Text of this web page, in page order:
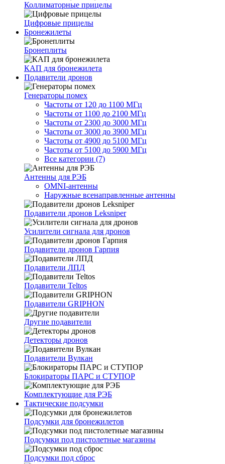
Коллиматорные прицелы
Цифровые прицелы
Бронежилеты
Бронеплиты
КАП для бронежилета
Подавители дронов
Генераторы помех
Частоты от 120 до 1100 МГц
Частоты от 1100 до 2100 МГц
Частоты от 2300 до 3000 МГц
Частоты от 3000 до 3900 МГц
Частоты от 4900 до 5100 МГц
Частоты от 5100 до 5900 МГц
Все категории (7)
Антенны для РЭБ
OMNI-антенны
Наружные всенаправленные антенны
Подавители дронов Leksniper
Усилители сигнала для дронов
Подавители дронов Гарпия
Подавители ЛПД
Подавители Teltos
Подавители GRIPHON
Другие подавители
Детекторы дронов
Подавители Вулкан
Блокираторы ПАРС и СТУПОР
Комплектующие для РЭБ
Тактические подсумки
Подсумки для бронежилетов
Подсумки под пистолетные магазины
Подсумки под сброс